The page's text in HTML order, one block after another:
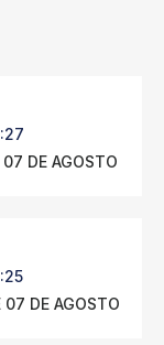
DE AGOSTO
07 DE AGOSTO